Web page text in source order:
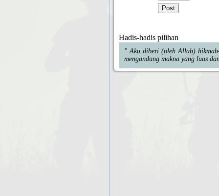
Hadis-hadis pilihan
" Aku diberi (oleh Allah)
mengandung makna yang luas